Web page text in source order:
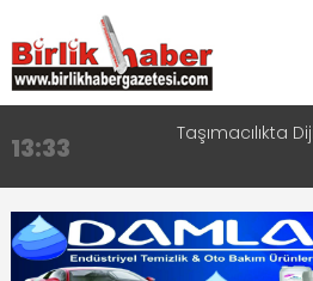
13:33 Taşımacılıkta
17:15
Aksaray OSB Bölge
16:00
Aksaray Esnaf Rehberi